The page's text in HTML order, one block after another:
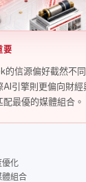
要
的信源偏好截然
引擎則更偏向財
最優的媒體組合。
優化
體組合